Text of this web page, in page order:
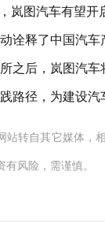
岚图汽车有望
诠释了中国汽
之后，岚图汽
路径，为建设汽
站转自其它媒体，
风险，需谨慎。